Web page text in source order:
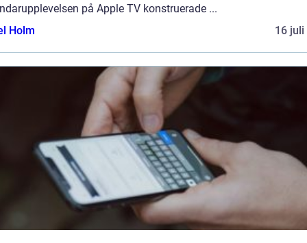
på Apple TV konstruerade ...
Holm
16 juli